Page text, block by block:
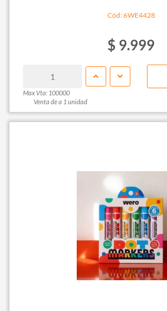
Cód: 6WE4428
$ 9.999
Max Vta: 100000
Venta de a 1 unidad